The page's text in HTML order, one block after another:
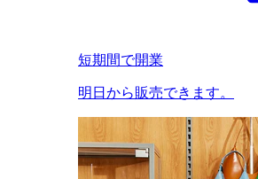
短期間で開業
明日から販売できます。